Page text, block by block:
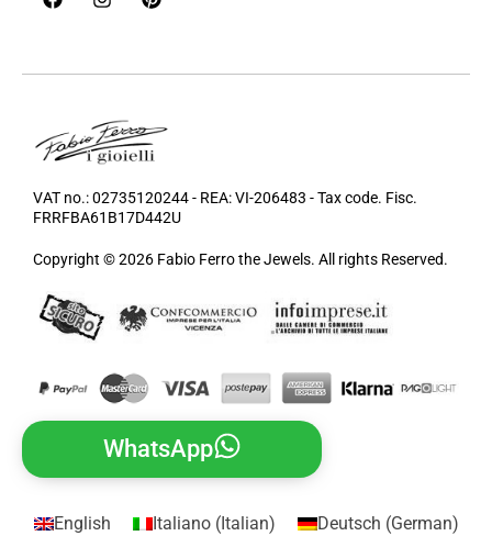
VAT no.: 02735120244 - REA: VI-206483 - Tax code. Fisc.
FRRFBA61B17D442U
Copyright © 2026 Fabio Ferro the Jewels. All rights Reserved.
WhatsApp
English Italiano(Italian) Deutsch (German)